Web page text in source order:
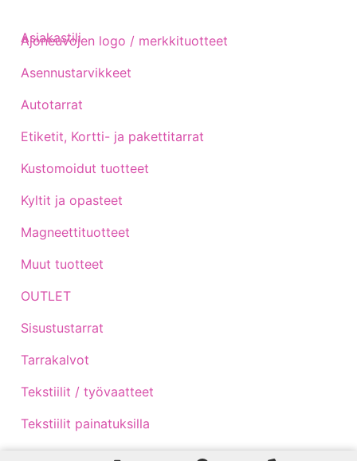
Ajoneuvojen logo / merkkituotteet
Asennustarvikkeet
Autotarrat
Etiketit, Kortti- ja pakettitarrat
Kustomoidut tuotteet
Kyltit ja opasteet
Magneettituotteet
Muut tuotteet
OUTLET
Sisustustarrat
Tarrakalvot
Tekstiilit / työvaatteet
Tekstiilit painatuksilla
Asiakastili